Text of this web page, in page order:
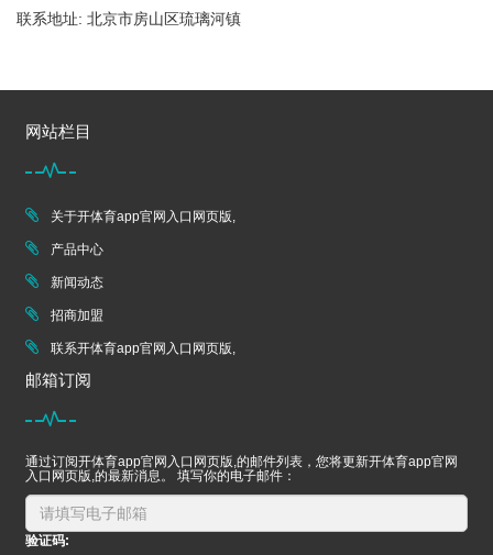
联系地址: 北京市房山区琉璃河镇
网站栏目
关于开体育app官网入口网页版,
产品中心
新闻动态
招商加盟
联系开体育app官网入口网页版,
邮箱订阅
通过订阅开体育app官网入口网页版,的邮件列表，您将更新开体育app官网
入口网页版,的最新消息。 填写你的电子邮件：
验证码: